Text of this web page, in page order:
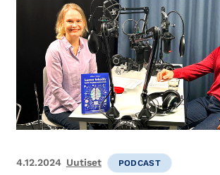
4.12.2024 Uutiset PODCAST